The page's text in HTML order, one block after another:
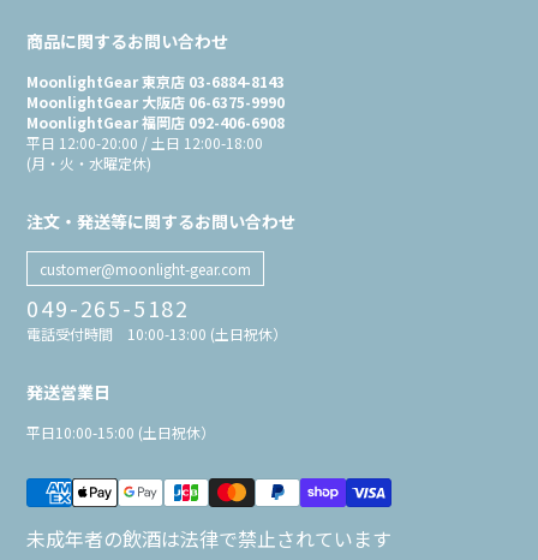
商品に関するお問い合わせ
MoonlightGear 東京店 03-6884-8143
MoonlightGear 大阪店 06-6375-9990
MoonlightGear 福岡店 092-406-6908
平日 12:00-20:00 / 土日 12:00-18:00
(月・火・水曜定休)
注文・発送等に関するお問い合わせ
customer@moonlight-gear.com
049-265-5182
電話受付時間 10:00-13:00 (土日祝休）
発送営業日
平日10:00-15:00 (土日祝休）
未成年者の飲酒は法律で禁止されています